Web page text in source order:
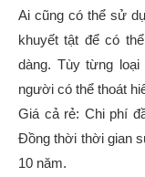
Ai cũng có thể sử
khuyết tật để có
dàng. Tùy từng
người có thể thoát
Giá cả rẻ: Chi phí
Đồng thời thời gian
10 năm.